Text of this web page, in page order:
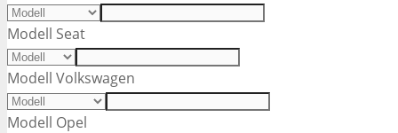
Modell Seat
Modell Volkswagen
Modell Opel